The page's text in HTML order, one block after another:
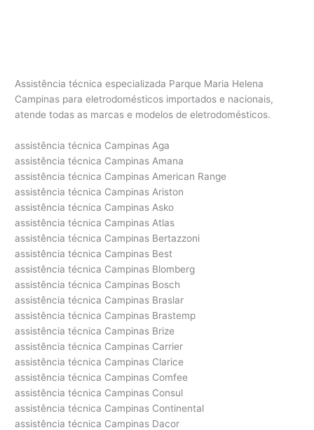
Assistência técnica especializada Parque Maria Helena
Campinas para eletrodomésticos importados e nacionais,
atende todas as marcas e modelos de eletrodomésticos.
assistência técnica Campinas Aga
assistência técnica Campinas Amana
assistência técnica Campinas American Range
assistência técnica Campinas Ariston
assistência técnica Campinas Asko
assistência técnica Campinas Atlas
assistência técnica Campinas Bertazzoni
assistência técnica Campinas Best
assistência técnica Campinas Blomberg
assistência técnica Campinas Bosch
assistência técnica Campinas Braslar
assistência técnica Campinas Brastemp
assistência técnica Campinas Brize
assistência técnica Campinas Carrier
assistência técnica Campinas Clarice
assistência técnica Campinas Comfee
assistência técnica Campinas Consul
assistência técnica Campinas Continental
assistência técnica Campinas Dacor